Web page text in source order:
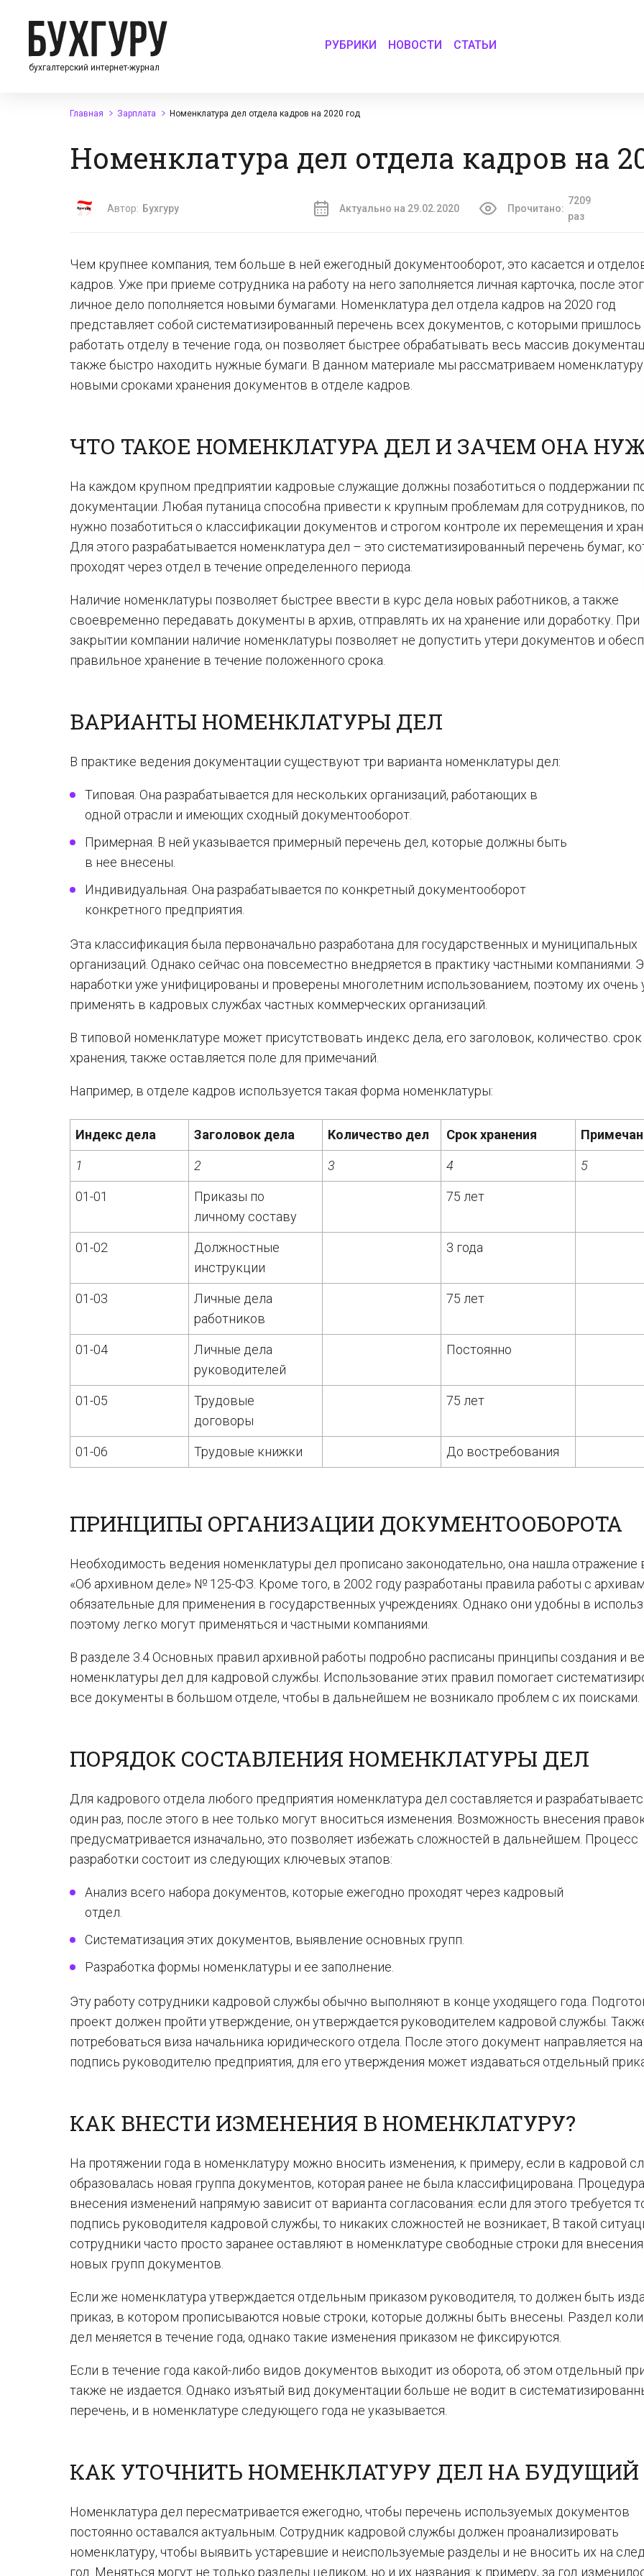
бухгалтерский интернет-журнал
РУБРИКИ НОВОСТИ СТАТЬИ
Главная Зарплата Номенклатура дел отдела кадров на 2020 год
Номенклатура дел отдела кадров на
Автор: Бухгуру Актуально на 29.02.2020 Прочитано:
7209
раз
Чем крупнее компания, тем больше в ней ежегодный документооборот, это касается и
кадров. Уже при приеме сотрудника на работу на него заполняется личная карточка, после
личное дело пополняется новыми бумагами. Номенклатура дел отдела кадров на 2020 год
представляет собой систематизированный перечень всех документов, с которыми пришлось
работать отделу в течение года, он позволяет быстрее обрабатывать весь массив
также быстро находить нужные бумаги. В данном материале мы рассматриваем
новыми сроками хранения документов в отделе кадров.
ЧТО ТАКОЕ НОМЕНКЛАТУРА ДЕЛ И ЗАЧЕМ ОНА
На каждом крупном предприятии кадровые служащие должны позаботиться о поддержании
документации. Любая путаница способна привести к крупным проблемам для сотрудников,
нужно позаботиться о классификации документов и строгом контроле их перемещения и
Для этого разрабатывается номенклатура дел – это систематизированный перечень бумаг,
проходят через отдел в течение определенного периода.
Наличие номенклатуры позволяет быстрее ввести в курс дела новых работников, а также
своевременно передавать документы в архив, отправлять их на хранение или доработку. При
закрытии компании наличие номенклатуры позволяет не допустить утери документов и
правильное хранение в течение положенного срока.
ВАРИАНТЫ НОМЕНКЛАТУРЫ ДЕЛ
В практике ведения документации существуют три варианта номенклатуры дел:
Типовая. Она разрабатывается для нескольких организаций, работающих в
одной отрасли и имеющих сходный документооборот.
Примерная. В ней указывается примерный перечень дел, которые должны быть
в нее внесены.
Индивидуальная. Она разрабатывается по конкретный документооборот
конкретного предприятия.
Эта классификация была первоначально разработана для государственных и муниципальных
организаций. Однако сейчас она повсеместно внедряется в практику частными компаниями.
наработки уже унифицированы и проверены многолетним использованием, поэтому их очень
применять в кадровых службах частных коммерческих организаций.
В типовой номенклатуре может присутствовать индекс дела, его заголовок, количество. срок
хранения, также оставляется поле для примечаний.
Например, в отделе кадров используется такая форма номенклатуры:
Индекс дела Заголовок дела Количество дел Срок хранения
1 2 3 4 5
01-01
Приказы по
личному составу
75 лет
01-02
Должностные
инструкции
3 года
01-03
Личные дела
работников
75 лет
01-04
Личные дела
руководителей
Постоянно
01-05
Трудовые
договоры
75 лет
01-06 Трудовые книжки До востребования
ПРИНЦИПЫ ОРГАНИЗАЦИИ ДОКУМЕНТООБОРОТА
Необходимость ведения номенклатуры дел прописано законодательно, она нашла отражение
«Об архивном деле» № 125-ФЗ. Кроме того, в 2002 году разработаны правила работы с
обязательные для применения в государственных учреждениях. Однако они удобны в
поэтому легко могут применяться и частными компаниями.
В разделе 3.4 Основных правил архивной работы подробно расписаны принципы создания и
номенклатуры дел для кадровой службы. Использование этих правил помогает
все документы в большом отделе, чтобы в дальнейшем не возникало проблем с их поисками.
ПОРЯДОК СОСТАВЛЕНИЯ НОМЕНКЛАТУРЫ ДЕЛ
Для кадрового отдела любого предприятия номенклатура дел составляется и
один раз, после этого в нее только могут вноситься изменения. Возможность внесения
предусматривается изначально, это позволяет избежать сложностей в дальнейшем. Процесс
разработки состоит из следующих ключевых этапов:
Анализ всего набора документов, которые ежегодно проходят через кадровый
отдел.
Систематизация этих документов, выявление основных групп.
Разработка формы номенклатуры и ее заполнение.
Эту работу сотрудники кадровой службы обычно выполняют в конце уходящего года.
проект должен пройти утверждение, он утверждается руководителем кадровой службы.
потребоваться виза начальника юридического отдела. После этого документ направляется на
подпись руководителю предприятия, для его утверждения может издаваться отдельный
КАК ВНЕСТИ ИЗМЕНЕНИЯ В НОМЕНКЛАТУРУ?
На протяжении года в номенклатуру можно вносить изменения, к примеру, если в кадровой
образовалась новая группа документов, которая ранее не была классифицирована. Процедура
внесения изменений напрямую зависит от варианта согласования: если для этого требуется
подпись руководителя кадровой службы, то никаких сложностей не возникает, В такой
сотрудники часто просто заранее оставляют в номенклатуре свободные строки для
новых групп документов.
Если же номенклатура утверждается отдельным приказом руководителя, то должен быть
приказ, в котором прописываются новые строки, которые должны быть внесены. Раздел
дел меняется в течение года, однако такие изменения приказом не фиксируются.
Если в течение года какой-либо видов документов выходит из оборота, об этом отдельный
также не издается. Однако изъятый вид документации больше не водит в
перечень, и в номенклатуре следующего года не указывается.
КАК УТОЧНИТЬ НОМЕНКЛАТУРУ ДЕЛ НА БУДУЩИЙ
Номенклатура дел пересматривается ежегодно, чтобы перечень используемых документов
постоянно оставался актуальным. Сотрудник кадровой службы должен проанализировать
номенклатуру, чтобы выявить устаревшие и неиспользуемые разделы и не вносить их на
год. Меняться могут не только разделы целиком, но и их названия: к примеру, за год